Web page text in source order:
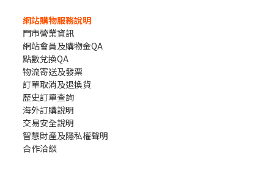
網站購物服務說明
門市營業資訊
網站會員及購物金QA
點數兌換QA
物流寄送及發票
訂單取消及退換貨
歷史訂單查詢
海外訂購說明
交易安全說明
智慧財產及隱私權聲明
合作洽談